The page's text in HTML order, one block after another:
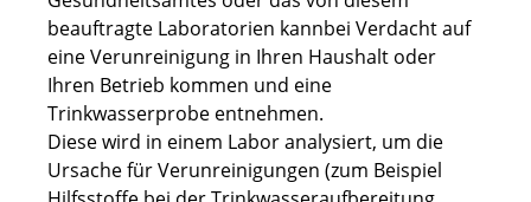
beauftragte Laboratorien kannbei Verdacht auf
eine Verunreinigung in Ihren Haushalt oder
Ihren Betrieb kommen und eine
Trinkwasserprobe entnehmen.
Diese wird in einem Labor analysiert, um die
Ursache für Verunreinigungen (zum Beispiel